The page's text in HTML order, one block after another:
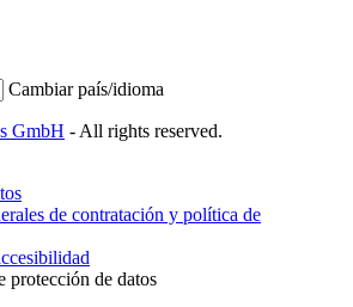
Cambiar país/idioma
GmbH - All rights reserved.
de contratación y política de
protección de datos